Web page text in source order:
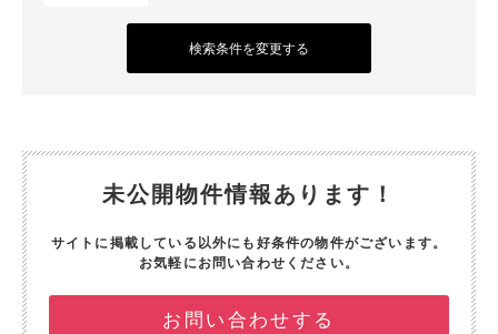
検索条件を変更する
未公開物件情報あります！
サイトに掲載している以外にも好条件の物件がございます。
お気軽にお問い合わせください。
お問い合わせする